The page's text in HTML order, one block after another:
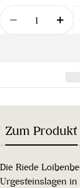
Menge
Menge für
Zum Produkt
Die Riede
Urgesteinslagen